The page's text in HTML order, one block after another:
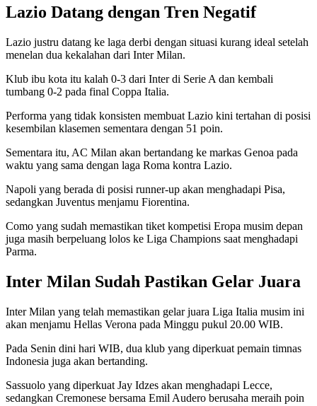
Lazio Datang dengan Tren Negatif
Lazio justru datang ke laga derbi dengan situasi kurang ideal setelah
menelan dua kekalahan dari Inter Milan.
Klub ibu kota itu kalah 0-3 dari Inter di Serie A dan kembali
tumbang 0-2 pada final Coppa Italia.
Performa yang tidak konsisten membuat Lazio kini tertahan di posisi
kesembilan klasemen sementara dengan 51 poin.
Sementara itu, AC Milan akan bertandang ke markas Genoa pada
waktu yang sama dengan laga Roma kontra Lazio.
Napoli yang berada di posisi runner-up akan menghadapi Pisa,
sedangkan Juventus menjamu Fiorentina.
Como yang sudah memastikan tiket kompetisi Eropa musim depan
juga masih berpeluang lolos ke Liga Champions saat menghadapi
Parma.
Inter Milan Sudah Pastikan Gelar Juara
Inter Milan yang telah memastikan gelar juara Liga Italia musim ini
akan menjamu Hellas Verona pada Minggu pukul 20.00 WIB.
Pada Senin dini hari WIB, dua klub yang diperkuat pemain timnas
Indonesia juga akan bertanding.
Sassuolo yang diperkuat Jay Idzes akan menghadapi Lecce,
sedangkan Cremonese bersama Emil Audero berusaha meraih poin